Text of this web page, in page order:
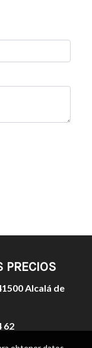
PRECIOS
Alcalá de
62